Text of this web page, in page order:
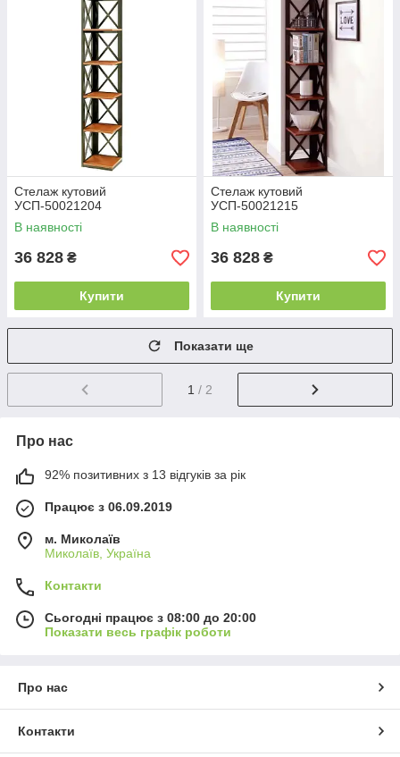
Стелаж кутовий
УСП-50021204
В наявності
36 828 ₴
Купити
Стелаж кутовий
УСП-50021215
В наявності
36 828 ₴
Купити
Показати ще
1 / 2
Про нас
92% позитивних з 13 відгуків за рік
Працює з 06.09.2019
м. Миколаїв
Миколаїв, Україна
Контакти
Сьогодні працює з 08:00 до 20:00
Показати весь графік роботи
Про нас
Контакти